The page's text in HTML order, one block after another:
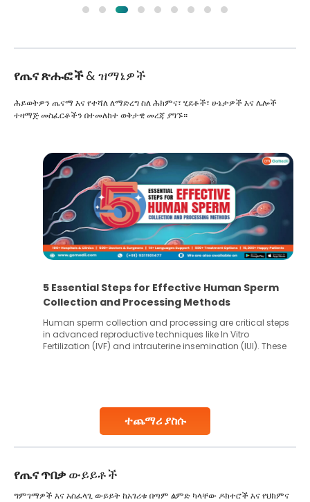
የጤና ጽሑፎች& ዝማኔዎች
ተጨማሪ ያስሱ
ሕይወትዎን ጤናማ እና የተሻለ ለማድረግ ስለ ሕክምና፣ ሂደቶች፣ ሁኔታዎች እና ሌሎች
ተዛማጅ መስፈርቶችን በተመለከተ ወቅታዊ መረጃ ያግኙ።
5 Essential Steps for Effective Human Sperm
Collection and Processing Methods
Human sperm collection and processing are critical steps
in advanced reproductive techniques like In Vitro
Fertilization (IVF) and intrauterine insemination (IUI). These
collected, they process the
የጤና ጥበቃውይይቶች
ግምገማዎች እና አስፈላጊ ውይይት ከአገሪቱ በጣም ልምድ ካላቸው ዶክተሮች እና የህክምና